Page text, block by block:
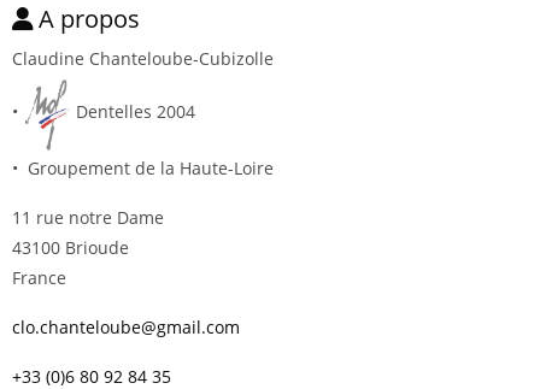
A propos
Claudine Chanteloube-Cubizolle
• Dentelles 2004
• Groupement de la Haute-Loire
11 rue notre Dame
43100 Brioude
France
clo.chanteloube@gmail.com
+33 (0)6 80 92 84 35